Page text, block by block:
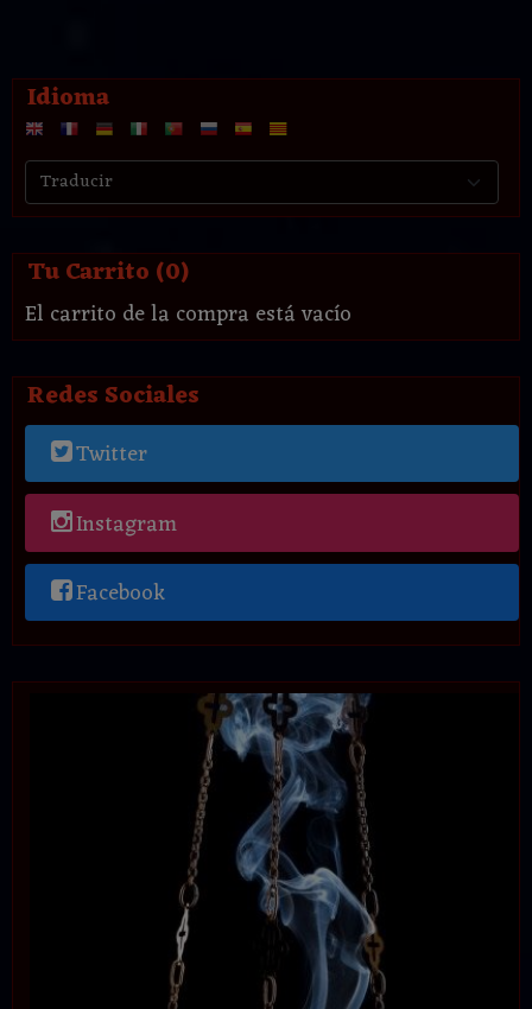
Idioma
Tu Carrito (0)
El carrito de la compra está vacío
Redes Sociales
Twitter
Instagram
Facebook